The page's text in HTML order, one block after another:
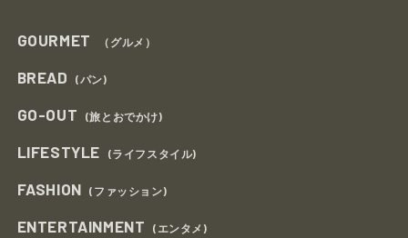
GOURMET （グルメ）
BREAD (パン)
GO-OUT (旅とおでかけ)
LIFESTYLE (ライフスタイル)
FASHION (ファッション)
ENTERTAINMENT (エンタメ)